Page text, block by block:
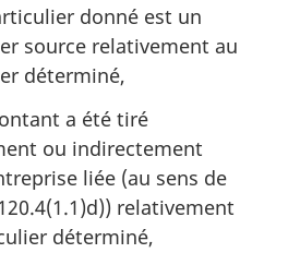
donné est un
source relativement au
déterminé,
a été tiré
ou indirectement
liée (au sens de
relativement
déterminé,